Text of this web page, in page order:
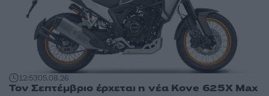
12:5305.08.26
Τον Σεπτέμβριο έρχεται η νέα Kove 625X Max